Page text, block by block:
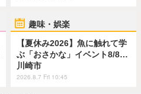
趣味・娯楽
【夏休み2026】魚に触れて学
ぶ「おさかな」イベント8/8…
川崎市
2026.8.7 Fri 10:45